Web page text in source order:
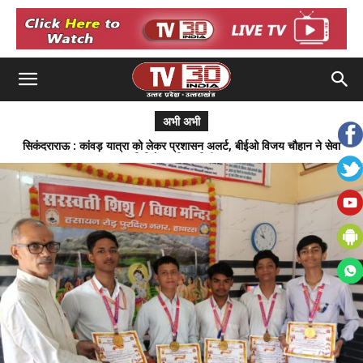
अभी अभी
सिकंदराराऊ : कांवड़ यात्रा को लेकर प्रशासन अलर्ट, बीईओ विजय चौहान ने सेवा
शिविरों का किया निरीक्षण